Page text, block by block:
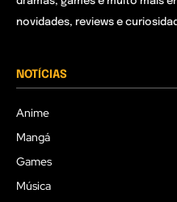
novidades, reviews e
NOTÍCIAS
Anime
Mangá
Games
Música